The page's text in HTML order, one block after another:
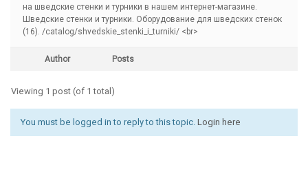
на шведские стенки и турники в нашем интернет-магазине.
Шведские стенки и турники. Оборудование для шведских стенок
(16). /catalog/shvedskie_stenki_i_turniki/ <br>
Author Posts
Viewing 1 post (of 1 total)
You must be logged in to reply to this topic. Login here